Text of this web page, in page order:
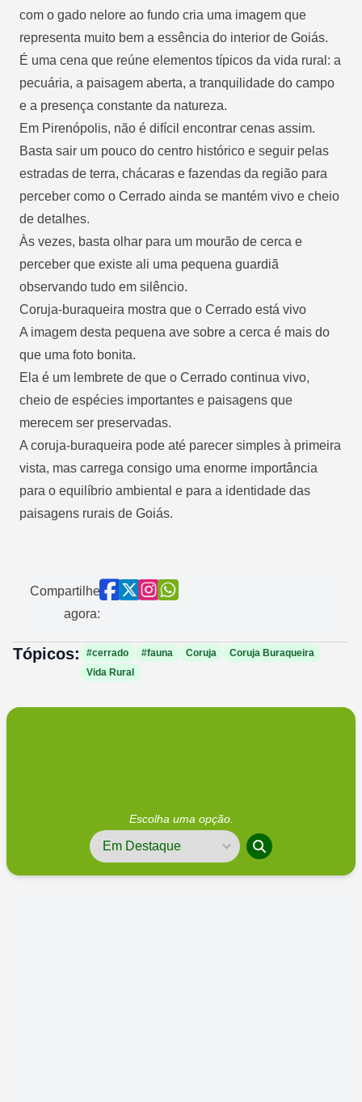
com o gado nelore ao fundo cria uma imagem que
representa muito bem a essência do interior de Goiás.
É uma cena que reúne elementos típicos da vida rural: a
pecuária, a paisagem aberta, a tranquilidade do campo
e a presença constante da natureza.
Em Pirenópolis, não é difícil encontrar cenas assim.
Basta sair um pouco do centro histórico e seguir pelas
estradas de terra, chácaras e fazendas da região para
perceber como o Cerrado ainda se mantém vivo e cheio
de detalhes.
Às vezes, basta olhar para um mourão de cerca e
perceber que existe ali uma pequena guardiã
observando tudo em silêncio.
Coruja-buraqueira mostra que o Cerrado está vivo
A imagem desta pequena ave sobre a cerca é mais do
que uma foto bonita.
Ela é um lembrete de que o Cerrado continua vivo,
cheio de espécies importantes e paisagens que
merecem ser preservadas.
A coruja-buraqueira pode até parecer simples à primeira
vista, mas carrega consigo uma enorme importância
para o equilíbrio ambiental e para a identidade das
paisagens rurais de Goiás.
Compartilhe
agora:
Tópicos: #cerrado #fauna Coruja
Coruja Buraqueira
Vida Rural
Escolha uma opção.